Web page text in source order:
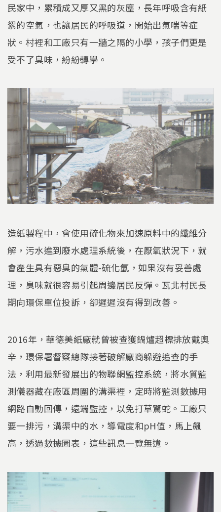
民家中，累積成又厚又黑的灰塵，長年呼吸含有紙
絮的空氣，也讓居民的呼吸道，開始出氣喘等症
狀。村裡和工廠只有一牆之隔的小學，孩子們更是
受不了臭味，紛紛轉學。
造紙製程中，會使用硫化物來加速原料中的纖維分
解，污水進到廢水處理系統後，在厭氧狀況下，就
會產生具有惡臭的氣體-硫化氫，如果沒有妥善處
理，臭味就很容易引起周邊居民反彈。瓦北村民長
期向環保單位投訴，卻遲遲沒有得到改善。
2016年，華德美紙廠就曾被查獲鍋爐超標排放戴奧
辛，環保署督察總隊接著破解廠商躲避追查的手
法，利用最新發展出的物聯網監控系統，將水質監
測儀器藏在廠區周圍的溝渠裡，定時將監測數據用
網路自動回傳，遠端監控，以免打草驚蛇。工廠只
要一排污，溝渠中的水，導電度和pH值，馬上飆
高，透過數據圖表，這些訊息一覽無遺。